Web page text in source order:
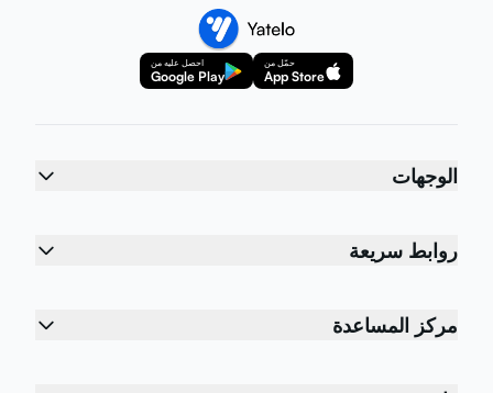
حمّل من
App Store
احصل عليه من
Google Play
الوجهات
روابط سريعة
مركز المساعدة